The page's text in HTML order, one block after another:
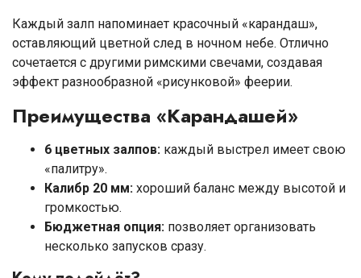
Каждый залп напоминает красочный «карандаш»,
оставляющий цветной след в ночном небе. Отлично
сочетается с другими римскими свечами, создавая
эффект разнообразной «рисунковой» феерии.
Преимущества «Карандашей»
6 цветных залпов: каждый выстрел имеет свою
«палитру».
Калибр 20 мм: хороший баланс между высотой и
громкостью.
Бюджетная опция: позволяет организовать
несколько запусков сразу.